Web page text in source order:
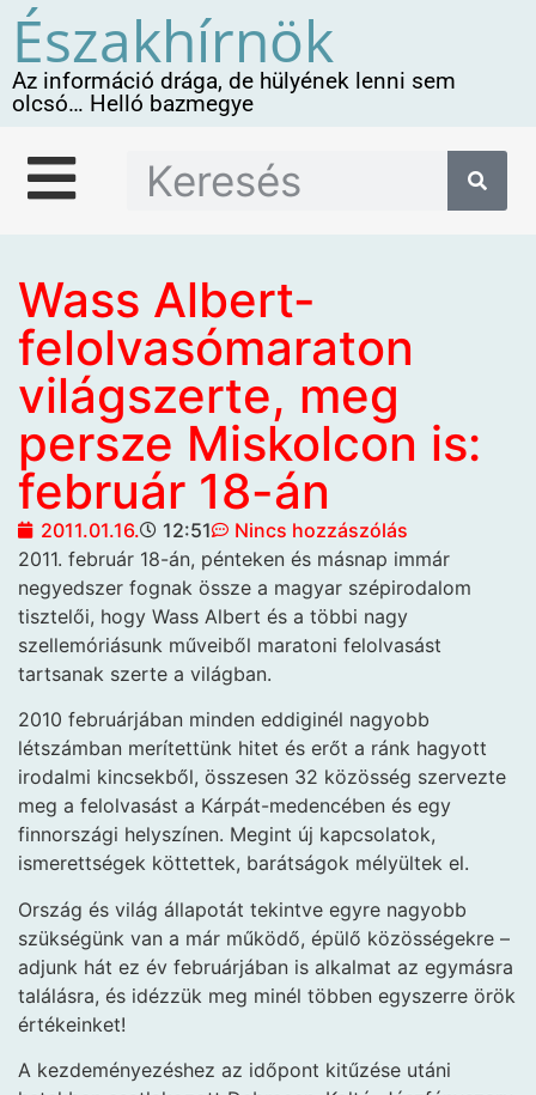
Északhírnök
Az információ drága, de hülyének lenni sem
olcsó… Helló bazmegye
Wass Albert-
felolvasómaraton
világszerte, meg
persze Miskolcon is:
február 18-án
2011.01.16. 12:51
Nincs hozzászólás
2011. február 18-án, pénteken és másnap immár
negyedszer fognak össze a magyar szépirodalom
tisztelői, hogy Wass Albert és a többi nagy
szellemóriásunk műveiből maratoni felolvasást
tartsanak szerte a világban.
2010 februárjában minden eddiginél nagyobb
létszámban merítettünk hitet és erőt a ránk hagyott
irodalmi kincsekből, összesen 32 közösség szervezte
meg a felolvasást a Kárpát-medencében és egy
finnországi helyszínen. Megint új kapcsolatok,
ismerettségek köttettek, barátságok mélyültek el.
Ország és világ állapotát tekintve egyre nagyobb
szükségünk van a már működő, épülő közösségekre –
adjunk hát ez év februárjában is alkalmat az egymásra
találásra, és idézzük meg minél többen egyszerre örök
értékeinket!
A kezdeményezéshez az időpont kitűzése utáni